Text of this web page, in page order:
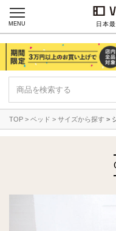
日本
MENU
TOP ベッド サイズから探す